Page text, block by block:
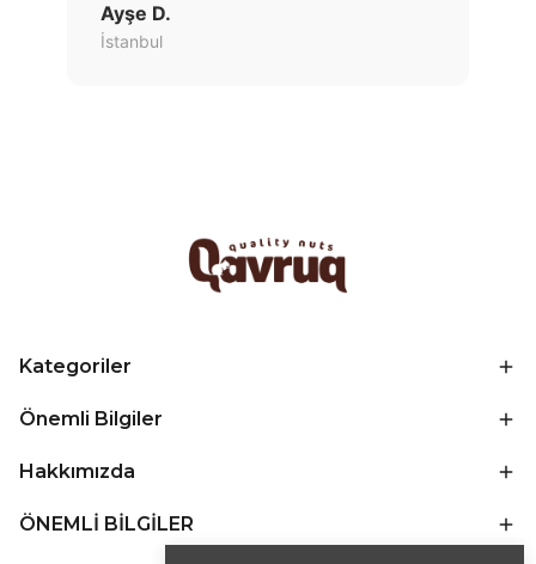
Ayşe D.
İstanbul
Kategoriler
Önemli Bilgiler
Hakkımızda
ÖNEMLİ BİLGİLER